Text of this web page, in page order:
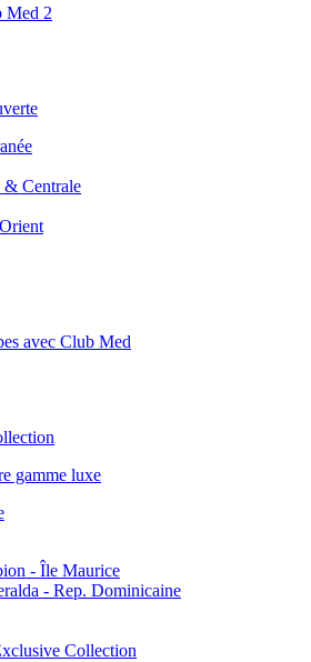
Med 2
Centrale
avec Club Med
gamme luxe
- Île Maurice
- Rep. Dominicaine
Collection